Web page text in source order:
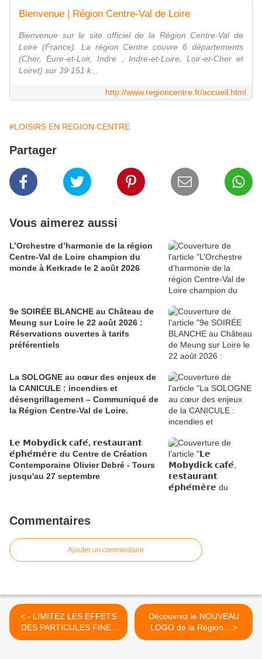
Bienvenue | Région Centre-Val de Loire
Bienvenue sur le site officiel de la Région Centre-Val de
Loire (France). La région Centre couvre 6 départements
(Cher, Eure-et-Loir, Indre , Indre-et-Loire, Loir-et-Cher et
Loiret) sur 39 151 k...
http://www.regioncentre.fr/accueil.html
#LOISIRS EN REGION CENTRE
Partager
Vous aimerez aussi
L’Orchestre d’harmonie de la région
Centre-Val de Loire champion du
monde à Kerkrade le 2 août 2026
9e SOIRÉE BLANCHE au Château de
Meung sur Loire le 22 août 2026 :
Réservations ouvertes à tarifs
préférentiels
La SOLOGNE au cœur des enjeux de
la CANICULE : incendies et
désengrillagement – Communiqué de
la Région Centre-Val de Loire.
𝗟𝗲 𝗠𝗼𝗯𝘆𝗱𝗶𝗰𝗸 𝗰𝗮𝗳𝗲́, 𝗿𝗲𝘀𝘁𝗮𝘂𝗿𝗮𝗻𝘁
𝗲́𝗽𝗵𝗲́𝗺𝗲̀𝗿𝗲 du Centre de Création
Contemporaine Olivier Debré - Tours
jusqu'au 27 septembre
Commentaires
Ajouter un commentaire
< - LIMITEZ LES EFFETS
DES PARTICULES FINES
sur...
Découvrez le NOUVEAU
LOGO de la Région... >